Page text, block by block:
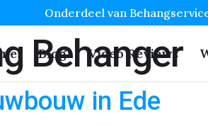
Onderdeel van
Blog Video Reviews
Behanger
in Ede